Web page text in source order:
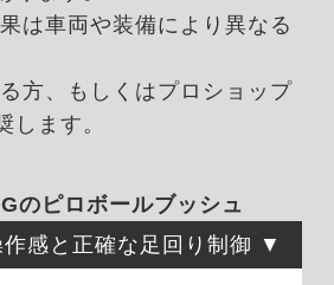
は車両や装備により異なる
方、もしくはプロショップ
します。
のピロボールブッシュ
感と正確な足回り制御